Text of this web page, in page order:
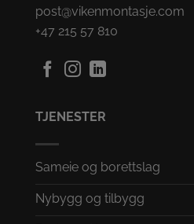
post@vikenmontasje.com
+47 215 57 810
TJENESTER
Sameie og borettslag
Nybygg og tilbygg